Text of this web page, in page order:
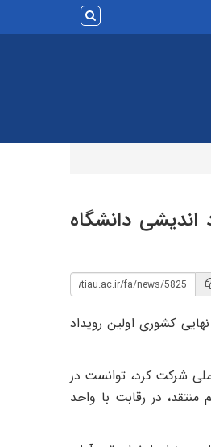
اندیشی دانشگاه
کشوری اولین رویداد
شرکت کرد، توانست در
منتقد، در رقابت با واحد